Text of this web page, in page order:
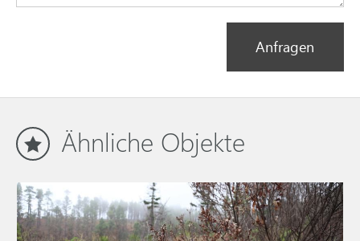
Anfragen
Ähnliche Objekte